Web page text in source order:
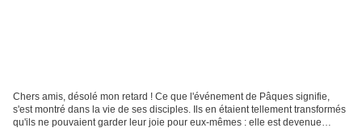
Chers amis, désolé mon retard ! Ce que l'événement de Pâques signifie,
s'est montré dans la vie de ses disciples. Ils en étaient tellement transformés
qu'ils ne pouvaient garder leur joie pour eux-mêmes : elle est devenue